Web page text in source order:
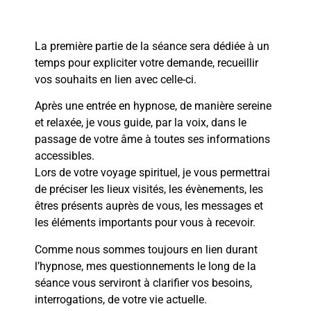
La première partie de la séance sera dédiée à un
temps pour expliciter votre demande, recueillir
vos souhaits en lien avec celle-ci.
Après une entrée en hypnose, de manière sereine
et relaxée, je vous guide, par la voix, dans le
passage de votre âme à toutes ses informations
accessibles.
Lors de votre voyage spirituel, je vous permettrai
de préciser les lieux visités, les évènements, les
êtres présents auprès de vous, les messages et
les éléments importants pour vous à recevoir.
Comme nous sommes toujours en lien durant
l’hypnose, mes questionnements le long de la
séance vous serviront à clarifier vos besoins,
interrogations, de votre vie actuelle.